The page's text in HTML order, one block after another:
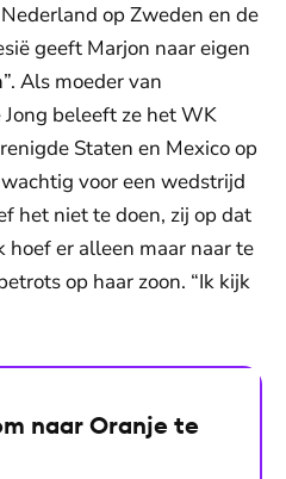
op Zweden en de
geeft Marjon naar eigen
Als moeder van
beleeft ze het WK
Staten en Mexico op
voor een wedstrijd
het niet te doen, zij op dat
er alleen maar naar te
op haar zoon. “Ik kijk
naar Oranje te